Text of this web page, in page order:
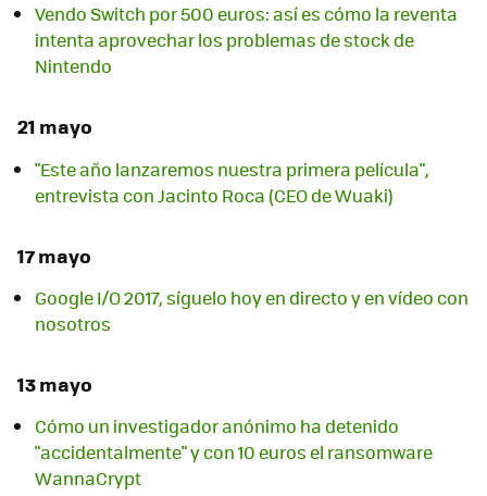
Vendo Switch por 500 euros: así es cómo la reventa
intenta aprovechar los problemas de stock de
Nintendo
21 mayo
"Este año lanzaremos nuestra primera película",
entrevista con Jacinto Roca (CEO de Wuaki)
17 mayo
Google I/O 2017, síguelo hoy en directo y en vídeo con
nosotros
13 mayo
Cómo un investigador anónimo ha detenido
"accidentalmente" y con 10 euros el ransomware
WannaCrypt